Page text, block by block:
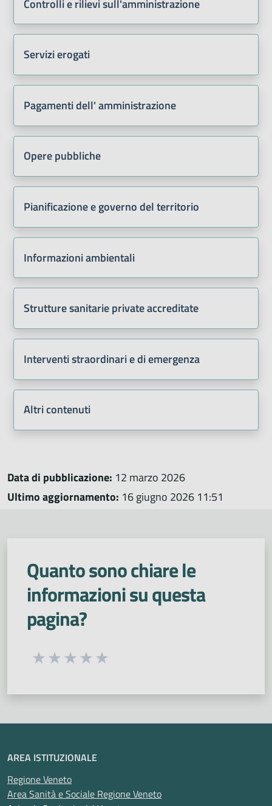
Controlli e rilievi sull'amministrazione
Servizi erogati
Pagamenti dell' amministrazione
Opere pubbliche
Pianificazione e governo del territorio
Informazioni ambientali
Strutture sanitarie private accreditate
Interventi straordinari e di emergenza
Altri contenuti
Data di pubblicazione: 12 marzo 2026
Ultimo aggiornamento: 16 giugno 2026 11:51
Quanto sono chiare le
informazioni su questa
pagina?
Seleziona una valutazione da 1 a 5 stelle
AREA ISTITUZIONALE
Regione Veneto
Area Sanità e Sociale Regione Veneto